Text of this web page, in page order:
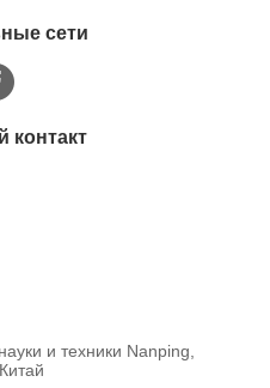
сети
контакт
и техники Nanping,